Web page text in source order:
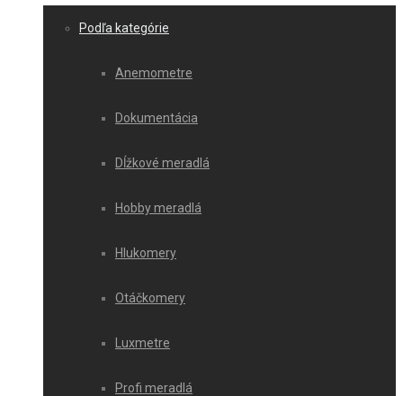
Podľa kategórie
Anemometre
Dokumentácia
Dĺžkové meradlá
Hobby meradlá
Hlukomery
Otáčkomery
Luxmetre
Profi meradlá